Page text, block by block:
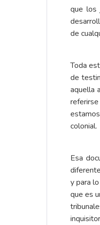
que los
de
Toda
de
aquella
colonial.
Esa
y para
que es